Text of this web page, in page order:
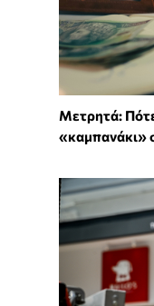
Μετρητά:
«καμπανάκι»